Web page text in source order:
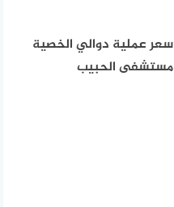
سعر عملية دوالي الخصية
مستشفى الحبيب